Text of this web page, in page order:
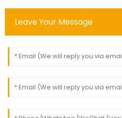
Leave Your Message